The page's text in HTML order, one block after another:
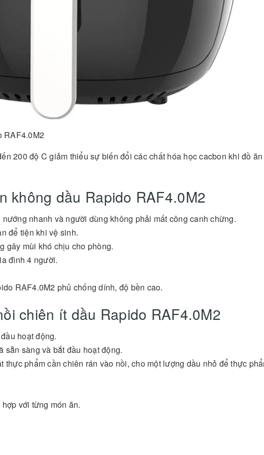
RAF4.0M2
200 độ C giảm thiểu sự biến đổi các chất hóa học cacbon khi đồ
không dầu Rapido RAF4.0M2
nhanh và người dùng không phải mất công canh chừng.
để tiện khi vệ sinh.
gây mùi khó chịu cho phòng.
đình 4 người.
RAF4.0M2 phủ chống dính, độ bền cao.
chiên ít dầu Rapido RAF4.0M2
hoạt động.
sẵn sàng và bắt đầu hoạt động.
thực phẩm cần chiên rán vào nồi, cho một lượng dầu nhỏ để thực
với từng món ăn.